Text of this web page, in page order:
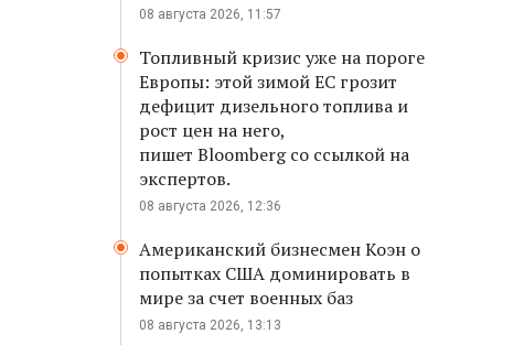
08 августа 2026, 11:57
Топливный кризис уже на пороге
Европы: этой зимой ЕС грозит
дефицит дизельного топлива и
рост цен на него,
пишет Bloomberg со ссылкой на
экспертов.
08 августа 2026, 12:36
Американский бизнесмен Коэн о
попытках США доминировать в
мире за счет военных баз
08 августа 2026, 13:13